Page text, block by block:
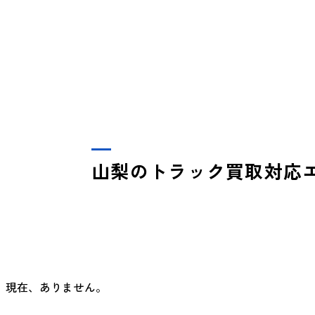
山梨のトラック買取対応
現在、ありません。